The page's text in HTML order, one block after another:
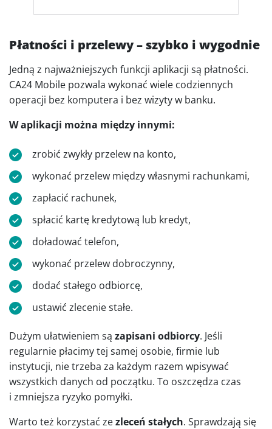
Płatności i przelewy – szybko i wygodnie
Jedną z najważniejszych funkcji aplikacji są płatności.
CA24 Mobile pozwala wykonać wiele codziennych
operacji bez komputera i bez wizyty w banku.
W aplikacji można między innymi:
zrobić zwykły przelew na konto,
wykonać przelew między własnymi rachunkami,
zapłacić rachunek,
spłacić kartę kredytową lub kredyt,
doładować telefon,
wykonać przelew dobroczynny,
dodać stałego odbiorcę,
ustawić zlecenie stałe.
Dużym ułatwieniem są zapisani odbiorcy. Jeśli
regularnie płacimy tej samej osobie, firmie lub
instytucji, nie trzeba za każdym razem wpisywać
wszystkich danych od początku. To oszczędza czas
i zmniejsza ryzyko pomyłki.
Warto też korzystać zezleceń stałych. Sprawdzają się